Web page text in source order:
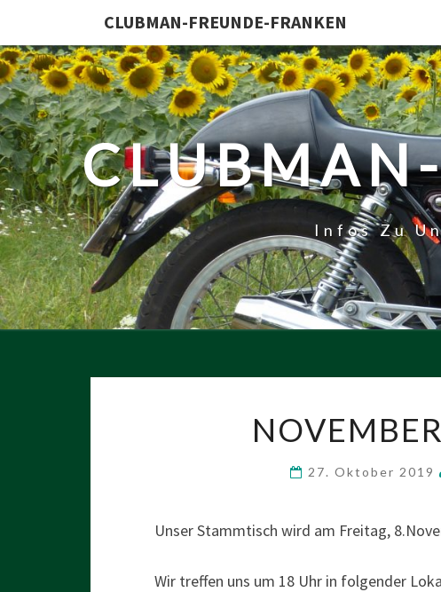
CLUBMAN-FREUNDE-FRANKEN
Infos Zu
27. Oktober 2019
Unser Stammtisch wird am Freitag,
Wir treffen uns um 18 Uhr in folgender